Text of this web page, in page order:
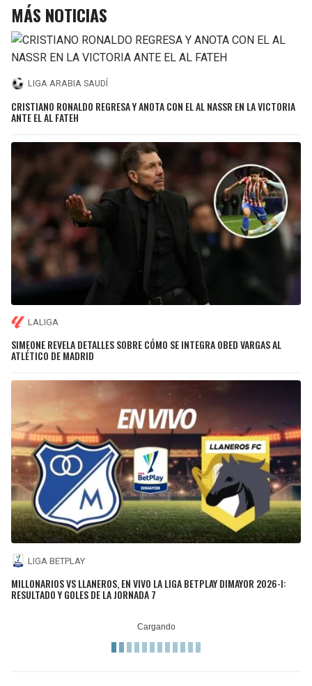
MÁS NOTICIAS
LIGA ARABIA SAUDÍ
CRISTIANO RONALDO REGRESA Y ANOTA CON EL AL NASSR EN LA VICTORIA
ANTE EL AL FATEH
LALIGA
SIMEONE REVELA DETALLES SOBRE CÓMO SE INTEGRA OBED VARGAS AL
ATLÉTICO DE MADRID
LIGA BETPLAY
MILLONARIOS VS LLANEROS, EN VIVO LA LIGA BETPLAY DIMAYOR 2026-I:
RESULTADO Y GOLES DE LA JORNADA 7